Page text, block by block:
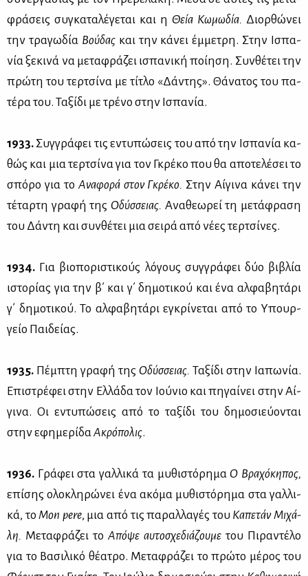
φρά­σεις συ­γκα­τα­λέ­γε­ται και η Θεία Κω­μω­δία. Διορ­θώ­νει
την τρα­γω­δία Βού­δας και την κά­νει έμ­με­τρη. Στην Ισπα­
νία ξε­κι­νά να με­τα­φρά­ζει ισπα­νι­κή ποί­η­ση. Συν­θέ­τει την
πρώ­τη του τερ­τσί­να με τί­τλο «Δά­ντης». Θά­να­τος του πα­
τέ­ρα του. Τα­ξί­δι με τρέ­νο στην Ισπα­νία.
1933. Συγ­γρά­φει τις εντυ­πώ­σεις του από την Ισπα­νία κα­
θώς και μια τερ­τσί­να για τον Γκρέ­κο που θα απο­τε­λέ­σει το
σπό­ρο για το Ανα­φο­ρά στον Γκρέ­κο. Στην Αί­γι­να κά­νει την
τέ­ταρ­τη γρα­φή της Οδύσ­σειας. Ανα­θε­ω­ρεί τη με­τά­φρα­ση
του Δά­ντη και συν­θέ­τει μια σει­ρά από νέ­ες τερ­τσί­νες.
1934. Για βιο­πο­ρι­στι­κούς λό­γους συγ­γρά­φει δύο βι­βλία
ιστο­ρί­ας για την β΄ και γ΄ δη­μο­τι­κού και ένα αλ­φα­βη­τά­ρι
γ΄ δη­μο­τι­κού. Το αλ­φα­βη­τά­ρι εγκρί­νε­ται από το Υπουρ­
γείο Παι­δεί­ας.
1935. Πέμ­πτη γρα­φή της Οδύσ­σειας. Τα­ξί­δι στην Ια­πω­νία.
Επι­στρέ­φει στην Ελ­λά­δα τον Ιού­νιο και πη­γαί­νει στην Αί­
γι­να. Οι εντυ­πώ­σεις από το τα­ξί­δι του δη­μο­σιεύ­ο­νται
στην εφη­με­ρί­δαΑκρό­πο­λις.
1936. Γρά­φει στα γαλ­λι­κά τα μυ­θι­στό­ρη­μα Ο Βρα­χό­κη­πος,
επί­σης ολο­κλη­ρώ­νει ένα ακό­μα μυ­θι­στό­ρη­μα στα γαλ­λι­
κά, τοMon pere, μια από τις πα­ραλ­λα­γές του Κα­πε­τάν Μι­χά­
λη. Με­τα­φρά­ζει το Από­ψε αυ­το­σχε­διά­ζου­με του Πι­ρα­ντέ­λο
για το Βα­σι­λι­κό θέ­α­τρο. Με­τα­φρά­ζει το πρώ­το μέ­ρος του